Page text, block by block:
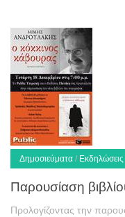
Δημοσιεύματα / Εκδηλώσεις
Παρουσίαση
Προλογίζοντας την